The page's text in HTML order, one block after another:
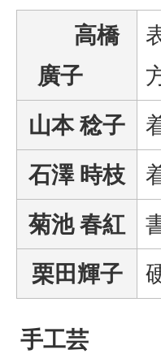
高橋
廣子
山本 稔子
石澤 時枝
菊池 春紅
栗田輝子
手工芸